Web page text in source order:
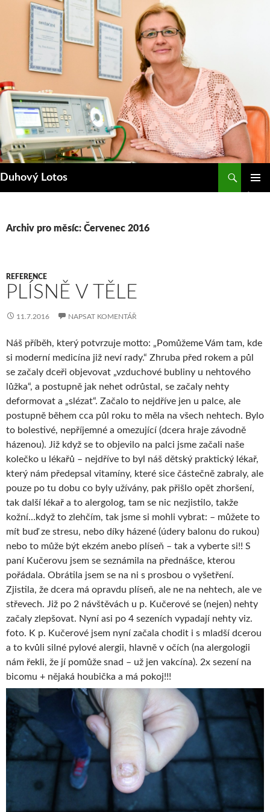
obsahu
Duhový Lotos
Archiv pro měsíc: Červenec 2016
REFERENCE
PLÍSNĚ V TĚLE
11.7.2016 NAPSAT KOMENTÁŘ
Náš příběh, který potvrzuje motto: „Pomůžeme Vám tam, kde
si moderní medicína již neví rady.“ Zhruba před rokem a půl
se začaly dceři objevovat „vzduchové bubliny u nehtového
lůžka“, a postupně jak nehet odrůstal, se začaly nehty
deformovat a „slézat“. Začalo to nejdříve jen u palce, ale
postupně během cca půl roku to měla na všech nehtech. Bylo
to bolestivé, nepříjemné a omezující (dcera hraje závodně
házenou). Již když se to objevilo na palci jsme začali naše
kolečko u lékařů – nejdříve to byl náš dětský praktický lékař,
který nám předepsal vitamíny, které sice částečně zabraly, ale
pouze po tu dobu co byly užívány, pak přišlo opět zhoršení,
tak další lékař a to alergolog, tam se nic nezjistilo, takže
kožní…když to zlehčím, tak jsme si mohli vybrat: – můžete to
mít buď ze stresu, nebo díky házené (údery balonu do rukou)
nebo to může být ekzém anebo plíseň – tak a vyberte si!! S
paní Kučerovu jsem se seznámila na přednášce, kterou
pořádala. Obrátila jsem se na ni s prosbou o vyšetření.
Zjistila, že dcera má opravdu plíseň, ale ne na nehtech, ale ve
střevech. Již po 2 návštěvách u p. Kučerové se (nejen) nehty
začaly zlepšovat. Nyní asi po 4 sezeních vypadají nehty viz.
foto. K p. Kučerové jsem nyní začala chodit i s mladší dcerou
a to kvůli silné pylové alergii, hlavně v očích (na alergologii
nám řekli, že jí pomůže snad – už jen vakcína). 2x sezení na
bicomu + nějaká houbička a má pokoj!!!